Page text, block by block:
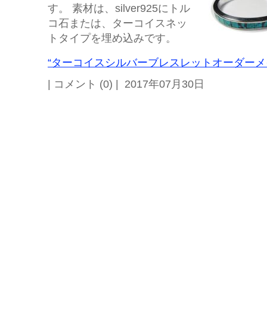
す。 素材は、silver925にトル
コ石または、ターコイスネッ
トタイプを埋め込みです。
“ターコイスシルバーブレスレットオーダー
| コメント (0) | 2017年07月30日